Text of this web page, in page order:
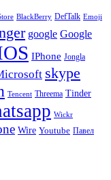
BlackBerry DefTalk Emoji
google Google
IPhone Jongla
skype
Tencent Threema Tinder
Wickr
Wire Youtube Павел